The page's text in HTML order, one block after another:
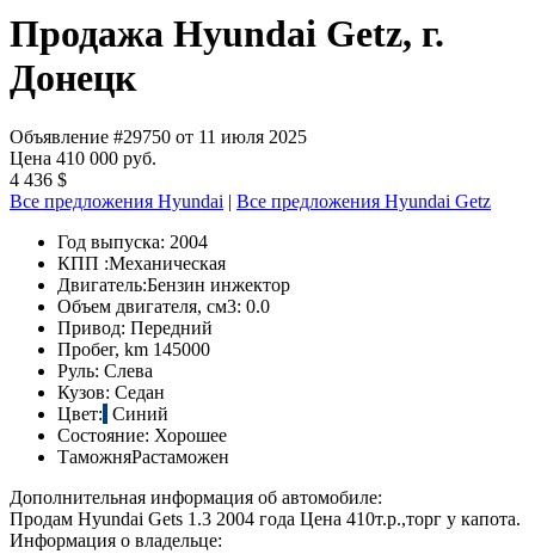
Продажа Hyundai Getz, г.
Донецк
Объявление #29750 от 11 июля 2025
Цена 410 000 руб.
4 436 $
Все предложения Hyundai | Все предложения Hyundai Getz
Год выпуска: 2004
КПП :Механическая
Двигатель:Бензин инжектор
Объем двигателя, см3: 0.0
Привод: Передний
Пробег, km 145000
Руль: Слева
Кузов: Седан
Цвет: Синий
Состояние: Хорошее
ТаможняРастаможен
Дополнительная информация об автомобиле:
Продам Hyundai Gets 1.3 2004 года Цена 410т.р.,торг у капота.
Информация о владельце: